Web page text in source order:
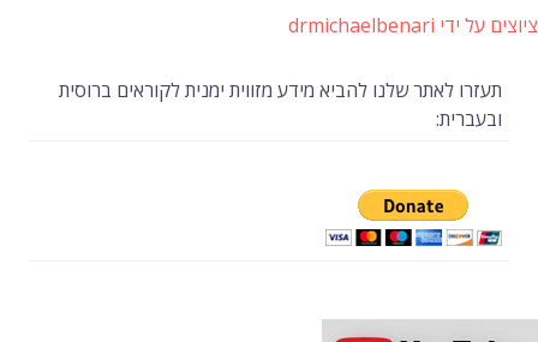
ציוצים על ידי drmichaelbenari
תעזרו לאתר שלנו להביא מידע מזווית ימנית לקוראים ברוסית
ובעברית: